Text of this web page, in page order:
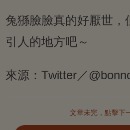
兔猻臉臉真的好厭世，
引人的地方吧～
來源：Twitter／
文章未完，點擊下